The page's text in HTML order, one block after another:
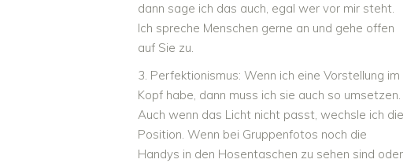
dann sage ich das auch, egal wer vor mir steht.
Ich spreche Menschen gerne an und gehe offen
auf Sie zu.
3. Perfektionismus: Wenn ich eine Vorstellung im
Kopf habe, dann muss ich sie auch so umsetzen.
Auch wenn das Licht nicht passt, wechsle ich die
Position. Wenn bei Gruppenfotos noch die
Handys in den Hosentaschen zu sehen sind oder